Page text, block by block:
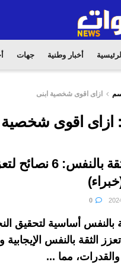
الرئيسية أخبار وطنية جهات
ازاى اقوى شخصية ابنى
ازاى اقوى شخصية
تعزيز الثقة بالنفس:
بالنفس أساسية لتحقيق
تعزز الثقة بالنفس
والقدرات، مما ...